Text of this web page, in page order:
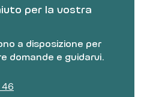
per la vostra
a disposizione per
domande e guidarvi.
46